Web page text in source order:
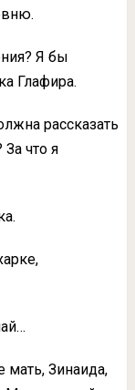
Я бы
Глафира.
рассказать
что я
мать, Зинаида,